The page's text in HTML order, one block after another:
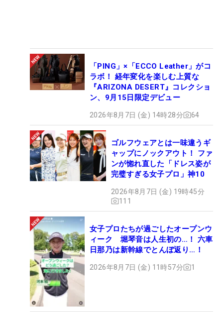
「PING」×「ECCO Leather」がコ
ラボ！ 経年変化を楽しむ上質な
『ARIZONA DESERT』コレクショ
ン、9月15日限定デビュー
2026年8月7日 (金) 14時28分 64
ゴルフウェアとは一味違うギ
ャップにノックアウト！ ファ
ンが惚れ直した「ドレス姿が
完璧すぎる女子プロ」神10
2026年8月7日 (金) 19時45分
111
女子プロたちが過ごしたオープンウ
ィーク 堀琴音は人生初の…！ 六車
日那乃は新幹線でとんぼ返り…！
2026年8月7日 (金) 11時57分 1